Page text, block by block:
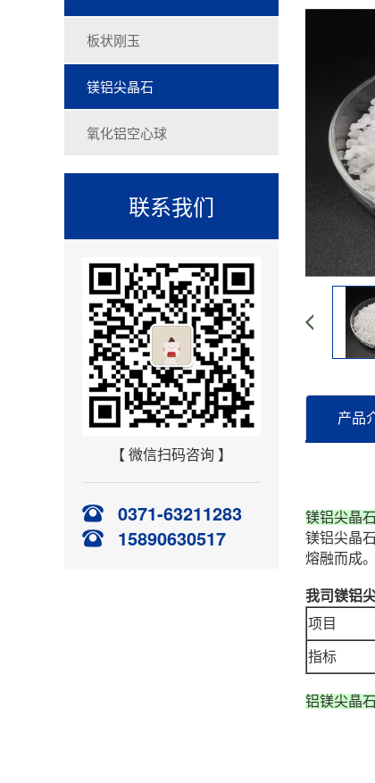
板状刚玉
镁铝尖晶石
氧化铝空心球
联系我们
【 微信扫码咨询 】
0371-63211283
15890630517
产品
镁铝尖晶
镁铝尖晶
熔融而成
我司镁铝
项目
指标
铝镁尖晶